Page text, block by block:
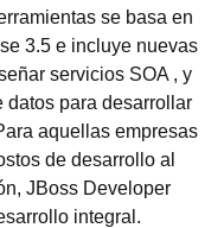
se basa en
3.5 e incluye nuevas
servicios SOA , y
datos para desarrollar
aquellas empresas
de desarrollo al
JBoss Developer
integral.